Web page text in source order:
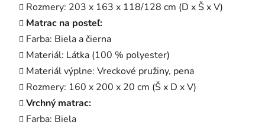
Rozmery: 203 x 163 x 118/128 cm (D x Š x V)
Matrac na posteľ:
Farba: Biela a čierna
Materiál: Látka (100 % polyester)
Materiál výplne: Vreckové pružiny, pena
Rozmery: 160 x 200 x 20 cm (Š x D x V)
Vrchný matrac:
Farba: Biela